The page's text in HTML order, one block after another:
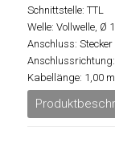
Schnittstelle: TTL
Welle: Vollwelle, Ø
Anschluss:
Kabellänge: 1,00 m